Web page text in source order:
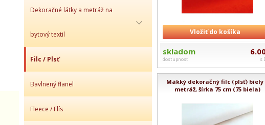
Dekoračné látky a metráž na
bytový textil
Filc / Plsť
Bavlnený flanel
Fleece / Flís
Vložiť do košíka
skladom
dostupnosť s
Mäkký dekoračný filc (plsť) biely
metráž, šírka 75 cm (75 biela)